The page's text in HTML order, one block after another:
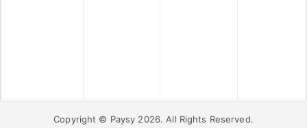
Copyright © Paysy 2026. All Rights Reserved.